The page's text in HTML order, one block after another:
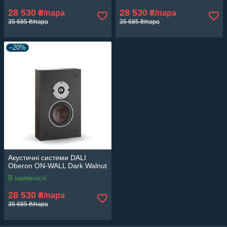
28 530 ₴/пара
35 685 ₴/пара
28 530 ₴/пара
35 685 ₴/пара
–20%
Акустичні системи DALI
Oberon ON-WALL Dark Walnut
В наявності
28 530 ₴/пара
35 685 ₴/пара